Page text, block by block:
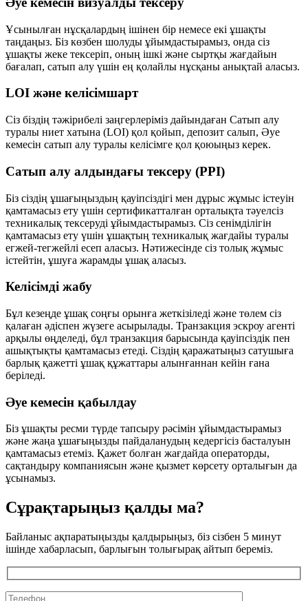
Ұсынылған нұсқалардың ішінен бір немесе екі ұшақты
таңдаңыз. Біз көзбен шолуды ұйымдастырамыз, онда сіз
ұшақты жеке тексеріп, оның ішкі және сыртқы жағдайын
бағалап, сатып алу үшін ең қолайлы нұсқаны анықтай аласыз.
LOI және келісімшарт
Сіз біздің тәжірибелі заңгерлеріміз дайындаған Сатып алу
туралы ниет хатына (LOI) қол қойып, депозит салып, Әуе
кемесін сатып алу туралы келісімге қол қоюыңыз керек.
Сатып алу алдындағы тексеру (PPI)
Біз сіздің ұшағыңыздың қауіпсіздігі мен дұрыс жұмыс істеуін
қамтамасыз ету үшін сертификатталған орталықта тәуелсіз
техникалық тексеруді ұйымдастырамыз. Сіз сенімділігін
қамтамасыз ету үшін ұшақтың техникалық жағдайы туралы
егжей-тегжейлі есеп аласыз. Нәтижесінде сіз толық жұмыс
істейтін, ұшуға жарамды ұшақ аласыз.
Келісімді жабу
Бұл кезеңде ұшақ соңғы орынға жеткізіледі және төлем сіз
қалаған әдіспен жүзеге асырылады. Транзакция эскроу агенті
арқылы өңделеді, бұл транзакция барысында қауіпсіздік пен
ашықтықты қамтамасыз етеді. Сіздің қаражатыңыз сатушыға
барлық қажетті ұшақ құжаттары алынғаннан кейін ғана
беріледі.
Әуе кемесін қабылдау
Біз ұшақты ресми түрде тапсыру рәсімін ұйымдастырамыз
және жаңа ұшағыңызды пайдаланудың кедергісіз басталуын
қамтамасыз етеміз. Қажет болған жағдайда операторды,
сақтандыру компаниясын және қызмет көрсету орталығын да
ұсынамыз.
Сұрақтарыңыз қалды ма?
Байланыс ақпаратыңызды қалдырыңыз, біз сізбен 5 минут
ішінде хабарласып, барлығын толығырақ айтып береміз.